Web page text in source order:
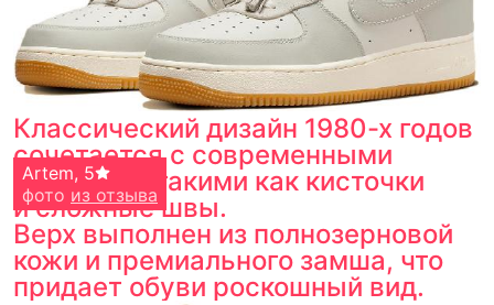
Классический дизайн 1980-х годов
сочетается с современными
деталями, такими как кисточки
и сложные швы.
V, 5
фото из отзыва
Artem, 5
фото из отзыва
Верх выполнен из полнозерновой
кожи и премиального замша, что
придает обуви роскошный вид.